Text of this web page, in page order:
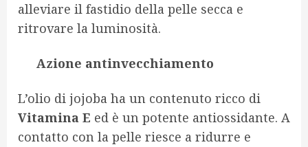
alleviare il fastidio della pelle secca e
ritrovare la luminosità.
Azione antinvecchiamento
L’olio di jojoba ha un contenuto ricco di
Vitamina E ed è un potente antiossidante. A
contatto con la pelle riesce a ridurre e